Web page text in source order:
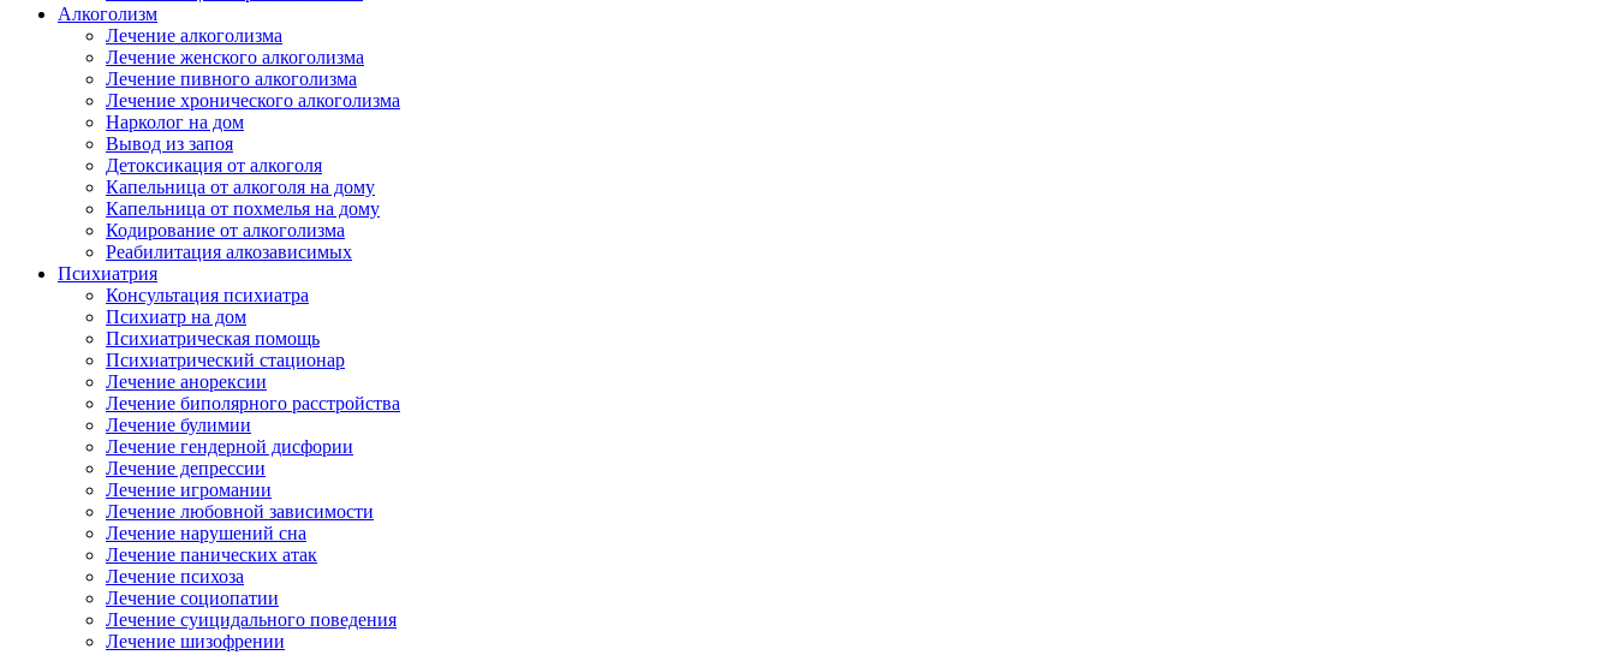
Алкоголизм
Лечение алкоголизма
Лечение женского алкоголизма
Лечение пивного алкоголизма
Лечение хронического алкоголизма
Нарколог на дом
Вывод из запоя
Детоксикация от алкоголя
Капельница от алкоголя на дому
Капельница от похмелья на дому
Кодирование от алкоголизма
Реабилитация алкозависимых
Психиатрия
Консультация психиатра
Психиатр на дом
Психиатрическая помощь
Психиатрический стационар
Лечение анорексии
Лечение биполярного расстройства
Лечение булимии
Лечение гендерной дисфории
Лечение депрессии
Лечение игромании
Лечение любовной зависимости
Лечение нарушений сна
Лечение панических атак
Лечение психоза
Лечение социопатии
Лечение суицидального поведения
Лечение шизофрении